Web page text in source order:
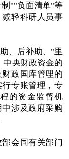
制""负面清单"等
轻科研人员事
、后补助、"里
中央财政资金的
政国库管理的
专账管理，专
的资金监督机
涉及政府采购
会同有关部门